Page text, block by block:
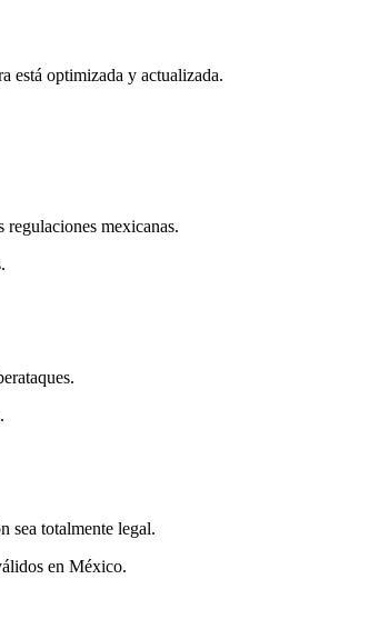
está optimizada y actualizada.
mexicanas.
sea totalmente legal.
en México.